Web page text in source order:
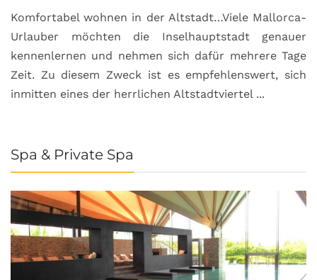
Komfortabel wohnen in der Altstadt…Viele Mallorca-
Urlauber möchten die Inselhauptstadt genauer
kennenlernen und nehmen sich dafür mehrere Tage
Zeit. Zu diesem Zweck ist es empfehlenswert, sich
inmitten eines der herrlichen Altstadtviertel ...
Spa & Private Spa